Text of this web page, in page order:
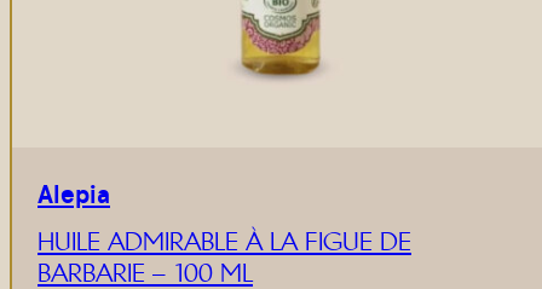
Alepia
HUILE ADMIRABLE À LA FIGUE DE
BARBARIE – 100 ML